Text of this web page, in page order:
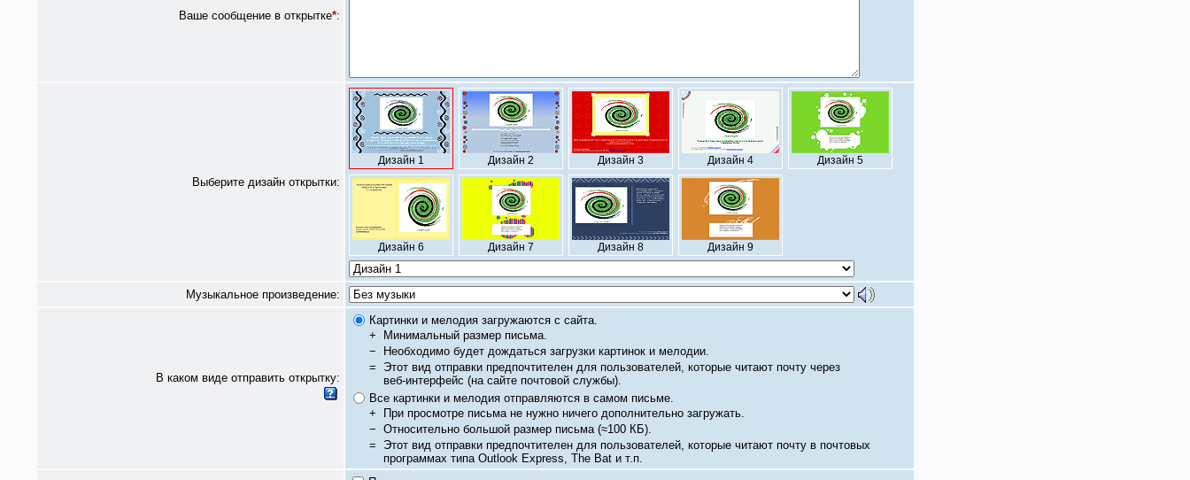
Ваше сообщение в открытке*:
Выберите дизайн открытки:
Дизайн 1 Дизайн 2 Дизайн 3 Дизайн 4 Дизайн 5
Дизайн 6 Дизайн 7 Дизайн 8 Дизайн 9
Музыкальное произведение:
В каком виде отправить открытку:
Картинки и мелодия загружаются с сайта.
+
Минимальный размер письма.
−
Необходимо будет дождаться загрузки картинок и мелодии.
= Этот вид отправки предпочтителен для пользователей, которые читают почту через
веб-интерфейс (на сайте почтовой службы).
Все картинки и мелодия отправляются в самом письме.
+
При просмотре письма не нужно ничего дополнительно загружать.
− Относительно большой размер письма (≈100 КБ).
= Этот вид отправки предпочтителен для пользователей, которые читают почту в почтовых
программах типа Outlook Express, The Bat и т.п.